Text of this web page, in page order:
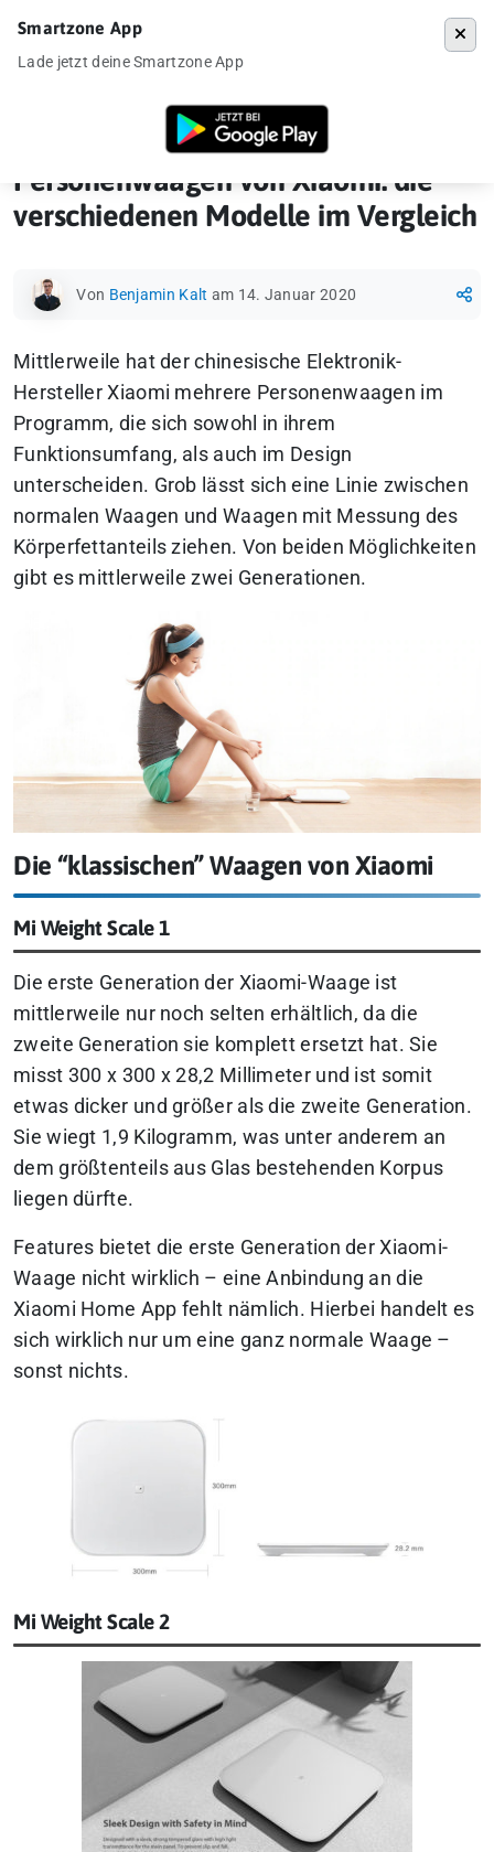
»Personenwaagen von Xiaomi: die
Personenwaagen von Xiaomi: die
verschiedenen Modelle im Vergleich
Von Benjamin Kalt am 14. Januar 2020
Mittlerweile hat der chinesische Elektronik-
Hersteller Xiaomi mehrere Personenwaagen im
Programm, die sich sowohl in ihrem
Funktionsumfang, als auch im Design
unterscheiden. Grob lässt sich eine Linie zwischen
normalen Waagen und Waagen mit Messung des
Körperfettanteils ziehen. Von beiden Möglichkeiten
gibt es mittlerweile zwei Generationen.
Die “klassischen” Waagen von Xiaomi
Mi Weight Scale 1
Die erste Generation der Xiaomi-Waage ist
mittlerweile nur noch selten erhältlich, da die
zweite Generation sie komplett ersetzt hat. Sie
misst 300 x 300 x 28,2 Millimeter und ist somit
etwas dicker und größer als die zweite Generation.
Sie wiegt 1,9 Kilogramm, was unter anderem an
dem größtenteils aus Glas bestehenden Korpus
liegen dürfte.
Features bietet die erste Generation der Xiaomi-
Waage nicht wirklich – eine Anbindung an die
Xiaomi Home App fehlt nämlich. Hierbei handelt es
sich wirklich nur um eine ganz normale Waage –
sonst nichts.
Mi Weight Scale 2
Smartzone App
Lade jetzt deine Smartzone App